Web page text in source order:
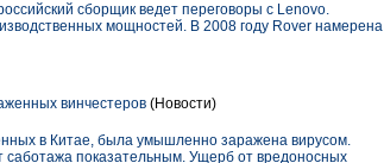
сборщик ведет переговоры с Lenovo.
мощностей. В 2008 году Rover намерена
винчестеров (Новости)
в Китае, была умышленно заражена вирусом.
саботажа показательным. Ущерб от вредоносных